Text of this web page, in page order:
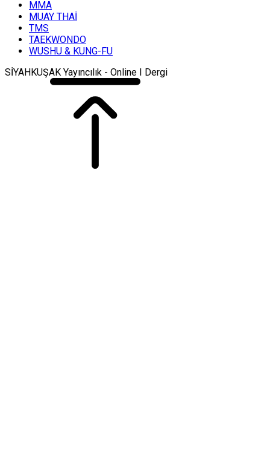
MMA
MUAY THAİ
TMS
TAEKWONDO
WUSHU & KUNG-FU
SİYAHKUŞAK Yayıncılık - Online I Dergi